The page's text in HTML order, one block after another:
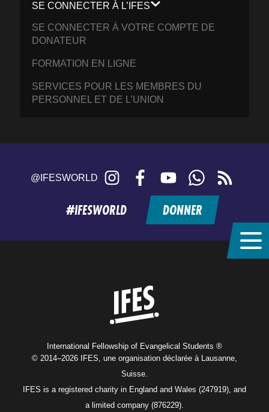
SE CONNECTER À L’IFES
SE CONNECTER À VOTRE COMPTE DE
DONATEUR
FORMATION EN LIGNE
SERVICES POUR LES MEMBRES DU
PERSONNEL ET DE L’UNION
@IFESWORLD Instagram FacebookYouTubeWhatsApp
feed
#IFESWORLD DONNER
International Fellowship of Evangelical Students ®
© 2014–2026 IFES, une organisation déclarée à Lausanne,
Suisse.
IFES is a registered charity in England and Wales (247919), and
a limited company (876229).